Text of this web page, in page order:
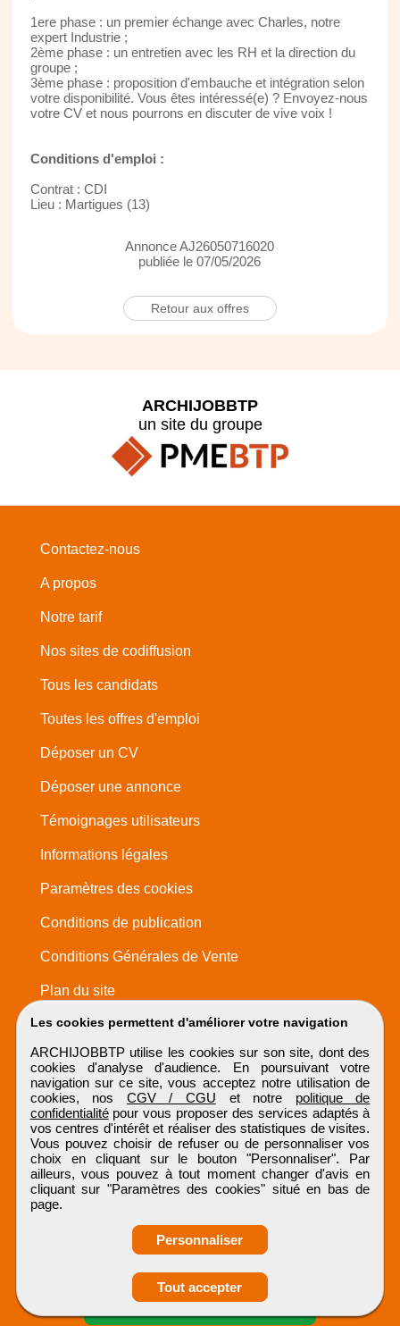
Candidature spontanée
1ere phase : un premier échange avec Charles, notre
expert Industrie ;
2ème phase : un entretien avec les RH et la direction du
groupe ;
3ème phase : proposition d'embauche et intégration selon
votre disponibilité. Vous êtes intéressé(e) ? Envoyez-nous
votre CV et nous pourrons en discuter de vive voix !
Conditions d'emploi :
Contrat : CDI
Lieu : Martigues (13)
Annonce AJ26050716020
publiée le 07/05/2026
Retour aux offres
Les cookies permettent d'améliorer votre navigation
ARCHIJOBBTP utilise les cookies sur son site, dont des
cookies d'analyse d'audience. En poursuivant votre
navigation sur ce site, vous acceptez notre utilisation de
cookies, nos CGV / CGU et notre politique de
confidentialitépour vous proposer des services adaptés à
vos centres d'intérêt et réaliser des statistiques de visites.
Vous pouvez choisir de refuser ou de personnaliser vos
choix en cliquant sur le bouton "Personnaliser". Par
ailleurs, vous pouvez à tout moment changer d'avis en
cliquant sur "Paramètres des cookies" situé en bas de
page.
Personnaliser
Tout accepter
ARCHIJOBBTP
un site du groupe
Contactez-nous
A propos
Notre tarif
Nos sites de codiffusion
Tous les candidats
Toutes les offres d'emploi
Déposer un CV
Déposer une annonce
Témoignages utilisateurs
Informations légales
Paramètres des cookies
Conditions de publication
Conditions Générales de Vente
Plan du site
ARCHIJOBBTP
Tous droits réservés © 1999 - 2026